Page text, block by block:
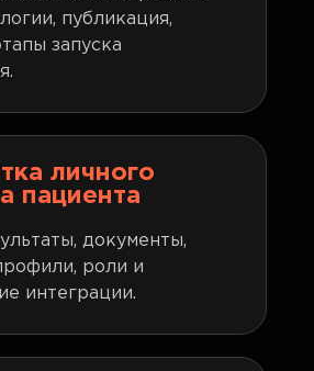
публикация,
запуска
личного
пациента
документы,
роли и
интеграции.